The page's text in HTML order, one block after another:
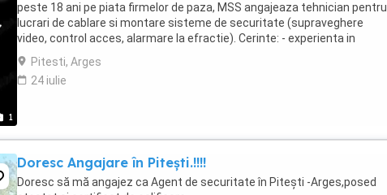
1
peste 18 ani pe piata firmelor de paza, MSS angajeaza tehnician pentru
lucrari de cablare si montare sisteme de securitate (supraveghere
video, control acces, alarmare la efractie). Cerinte: - experienta in
domeniul sistemelor de ...
Pitesti, Arges
24 iulie
Doresc Angajare în Pitești.!!!!
Doresc să mă angajez ca Agent de securitate în Pitești -Arges,posed